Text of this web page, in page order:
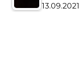
13.09.2021